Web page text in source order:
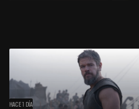
HACE 1 DÍA